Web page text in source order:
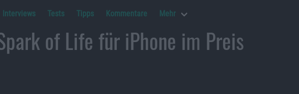
Interviews Tests Tipps Kommentare Mehr
of Life für iPhone im Preis